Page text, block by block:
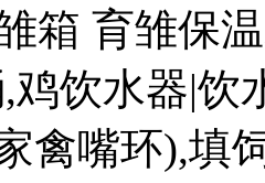
箱 育雏保
鸡饮水器|饮
禽嘴环),填